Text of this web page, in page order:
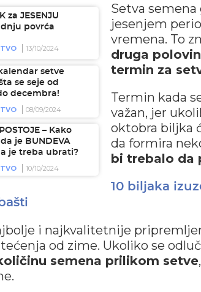
za JESENJU
povrća
13/10/2024
setve
se seje od
decembra!
08/09/2024
– Kako
je BUNDEVA
je treba ubrati?
10/10/2024
Setva
jesenjem
vremena. To
druga
termin za
Termin kada
važan, jer
oktobra biljka
da formira
bi trebalo da
10 biljaka
i najkvalitetnije
od zime. Ukoliko se
semena prilikom setve